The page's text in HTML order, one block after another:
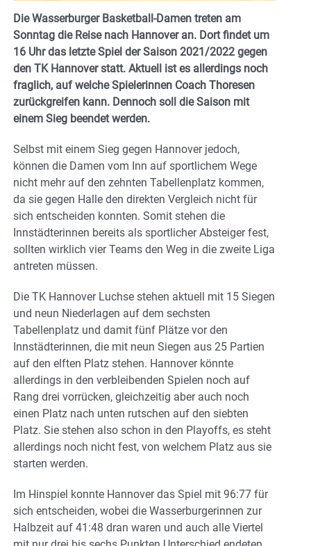
Die Wasserburger Basketball-Damen treten am
Sonntag die Reise nach Hannover an. Dort findet um
16 Uhr das letzte Spiel der Saison 2021/2022 gegen
den TK Hannover statt. Aktuell ist es allerdings noch
fraglich, auf welche Spielerinnen Coach Thoresen
zurückgreifen kann. Dennoch soll die Saison mit
einem Sieg beendet werden.
Selbst mit einem Sieg gegen Hannover jedoch,
können die Damen vom Inn auf sportlichem Wege
nicht mehr auf den zehnten Tabellenplatz kommen,
da sie gegen Halle den direkten Vergleich nicht für
sich entscheiden konnten. Somit stehen die
Innstädterinnen bereits als sportlicher Absteiger fest,
sollten wirklich vier Teams den Weg in die zweite Liga
antreten müssen.
Die TK Hannover Luchse stehen aktuell mit 15 Siegen
und neun Niederlagen auf dem sechsten
Tabellenplatz und damit fünf Plätze vor den
Innstädterinnen, die mit neun Siegen aus 25 Partien
auf den elften Platz stehen. Hannover könnte
allerdings in den verbleibenden Spielen noch auf
Rang drei vorrücken, gleichzeitig aber auch noch
einen Platz nach unten rutschen auf den siebten
Platz. Sie stehen also schon in den Playoffs, es steht
allerdings noch nicht fest, von welchem Platz aus sie
starten werden.
Im Hinspiel konnte Hannover das Spiel mit 96:77 für
sich entscheiden, wobei die Wasserburgerinnen zur
Halbzeit auf 41:48 dran waren und auch alle Viertel